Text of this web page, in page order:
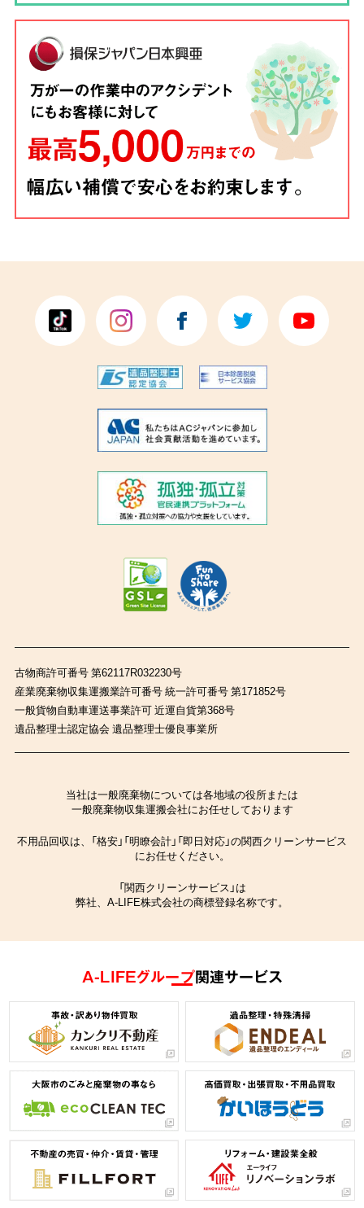
古物商許可番号 第62117R032230号
産業廃棄物収集運搬業許可番号 統一許可番号 第171852号
一般貨物自動車運送事業許可 近運自貨第368号
遺品整理士認定協会 遺品整理士優良事業所
当社は一般廃棄物については各地域の役所または
一般廃棄物収集運搬会社にお任せしております
不用品回収は、「格安」「明瞭会計」「即日対応」の関西クリーンサービス
にお任せください。
「関西クリーンサービス」は
弊社、A-LIFE株式会社の商標登録名称です。
A-LIFEグループ関連サービス